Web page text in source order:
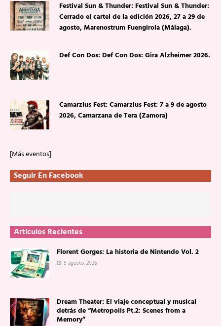
Festival Sun & Thunder: Festival Sun & Thunder:
Cerrado el cartel de la edición 2026, 27 a 29 de
agosto, Marenostrum Fuengirola (Málaga).
Def Con Dos: Def Con Dos: Gira Alzheimer 2026.
Camarzius Fest: Camarzius Fest: 7 a 9 de agosto
2026, Camarzana de Tera (Zamora)
[Más eventos]
Seguir En Facebook
Artículos Recientes
Florent Gorges: La historia de Nintendo Vol. 2
5 agosto, 2026
Dream Theater: El viaje conceptual y musical
detrás de “Metropolis Pt.2: Scenes from a
Memory”